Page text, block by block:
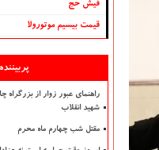
فیش حج
قیمت بیسیم موتورولا
راهنمای عبور زوار از بزرگراه
شهید انقلاب
مقتل شب چهارم ماه محرم